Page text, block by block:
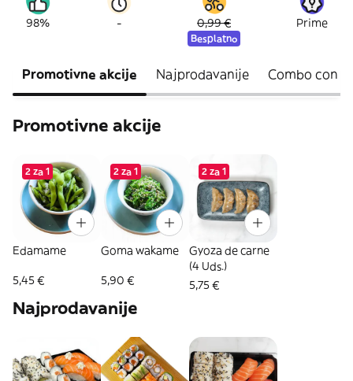
98% - 0,99 €
Besplatno
Prime
Promotivne akcije Najprodavanije Combo con
Promotivne akcije
2 za 1
Edamame
5,45 €
2 za 1
Goma wakame
5,90 €
2 za 1
Gyoza de carne
(4 Uds.)
5,75 €
Najprodavanije